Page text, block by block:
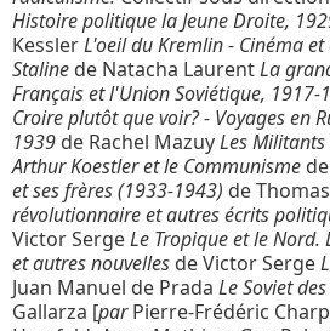
Histoire politique la Jeune Droite,
KesslerL'oeil du Kremlin - Cinéma et
Staline de Natacha LaurentLa
Français et l'Union Soviétique, 1917-
Croire plutôt que voir? - Voyages en
1939 de Rachel MazuyLes Militants
Arthur Koestler et le Communisme
et ses frères (1933-1943) de
révolutionnaire et autres écrits
Victor SergeLe Tropique et le
et autres nouvelles de Victor Serge
Juan Manuel de Prada Le Soviet
Gallarza [parPierre-Frédéric